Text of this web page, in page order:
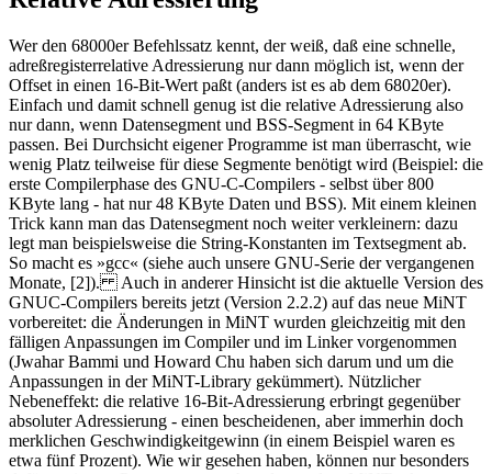
Wer den 68000er Befehlssatz kennt, der weiß, daß eine schnelle,
adreßregisterrelative Adressierung nur dann möglich ist, wenn der
Offset in einen 16-Bit-Wert paßt (anders ist es ab dem 68020er).
Einfach und damit schnell genug ist die relative Adressierung also
nur dann, wenn Datensegment und BSS-Segment in 64 KByte
passen. Bei Durchsicht eigener Programme ist man überrascht, wie
wenig Platz teilweise für diese Segmente benötigt wird (Beispiel: die
erste Compilerphase des GNU-C-Compilers - selbst über 800
KByte lang - hat nur 48 KByte Daten und BSS). Mit einem kleinen
Trick kann man das Datensegment noch weiter verkleinern: dazu
legt man beispielsweise die String-Konstanten im Textsegment ab.
So macht es »gcc« (siehe auch unsere GNU-Serie der vergangenen
Monate, [2]). Auch in anderer Hinsicht ist die aktuelle Version des
GNUC-Compilers bereits jetzt (Version 2.2.2) auf das neue MiNT
vorbereitet: die Änderungen in MiNT wurden gleichzeitig mit den
fälligen Anpassungen im Compiler und im Linker vorgenommen
(Jwahar Bammi und Howard Chu haben sich darum und um die
Anpassungen in der MiNT-Library gekümmert). Nützlicher
Nebeneffekt: die relative 16-Bit-Adressierung erbringt gegenüber
absoluter Adressierung - einen bescheidenen, aber immerhin doch
merklichen Geschwindigkeitgewinn (in einem Beispiel waren es
etwa fünf Prozent). Wie wir gesehen haben, können nur besonders